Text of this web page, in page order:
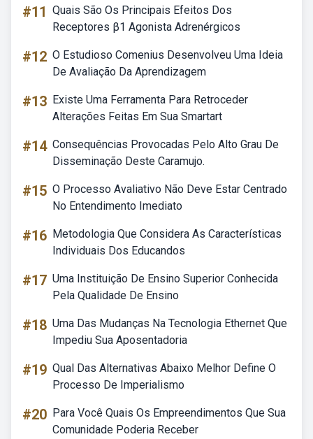
#11 Quais São Os Principais Efeitos Dos
Receptores β1 Agonista Adrenérgicos
#12 O Estudioso Comenius Desenvolveu Uma Ideia
De Avaliação Da Aprendizagem
#13 Existe Uma Ferramenta Para Retroceder
Alterações Feitas Em Sua Smartart
#14 Consequências Provocadas Pelo Alto Grau De
Disseminação Deste Caramujo.
#15 O Processo Avaliativo Não Deve Estar Centrado
No Entendimento Imediato
#16 Metodologia Que Considera As Características
Individuais Dos Educandos
#17 Uma Instituição De Ensino Superior Conhecida
Pela Qualidade De Ensino
#18 Uma Das Mudanças Na Tecnologia Ethernet Que
Impediu Sua Aposentadoria
#19 Qual Das Alternativas Abaixo Melhor Define O
Processo De Imperialismo
#20 Para Você Quais Os Empreendimentos Que Sua
Comunidade Poderia Receber